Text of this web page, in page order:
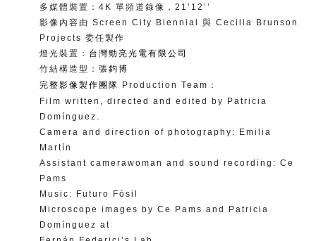
多媒體裝置：4K 單頻道錄像，21’12’’
影像內容由 Screen City Biennial 與 Cecilia Brunson
Projects 委任製作
燈光裝置： 台灣勁亮光電有限公司
竹結構造型： 張鈞博
完整影像製作團隊 Production Team：
Film written, directed and edited by Patricia
Domínguez.
Camera and direction of photography: Emilia
Martín
Assistant camerawoman and sound recording: Ce
Pams
Music: Futuro Fósil
Microscope images by Ce Pams and Patricia
Domínguez at